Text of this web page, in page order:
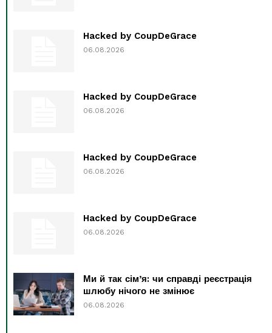
Hacked by CoupDeGrace
06.08.2026
Hacked by CoupDeGrace
06.08.2026
Hacked by CoupDeGrace
06.08.2026
Hacked by CoupDeGrace
06.08.2026
Ми й так сім’я: чи справді реєстрація
шлюбу нічого не змінює
06.08.2026